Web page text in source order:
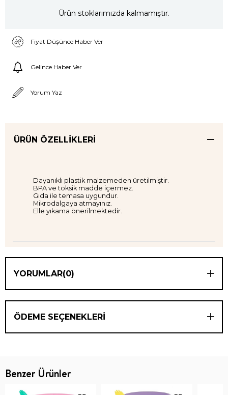
Ürün stoklarımızda kalmamıştır.
Fiyat Düşünce Haber Ver
Gelince Haber Ver
Yorum Yaz
ÜRÜN ÖZELLIKLERI
Dayanıklı plastik malzemeden üretilmiştir.
BPA ve toksik madde içermez.
Gıda ile temasa uygundur.
Mikrodalgaya atmayınız.
Elle yıkama önerilmektedir.
YORUMLAR(0)
ÖDEME SEÇENEKLERI
Benzer Ürünler